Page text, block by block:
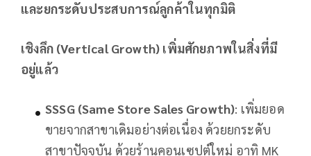
และยกระดับประสบการณ์ลูกค้าในทุกมิติ
เชิงลึก(Vertical Growth) เพิ่มศักยภาพในสิ่งที่มี
อยู่แล้ว
SSSG (Same Store Sales Growth): เพิ่มยอด
ขายจากสาขาเดิมอย่างต่อเนื่อง ด้วยยกระดับ
สาขาปัจจุบัน ด้วยร้านคอนเซปต์ใหม่ อาทิ MK